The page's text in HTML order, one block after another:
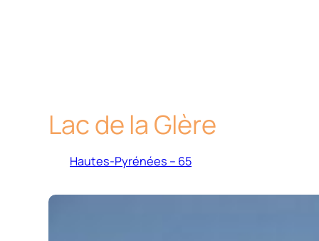
Lac de la Glère
Hautes-Pyrénées – 65